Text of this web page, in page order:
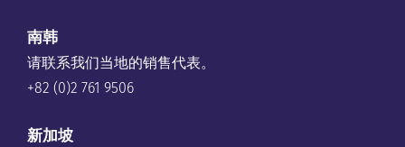
南韩
请联系我们当地的销售代表。
+82 (0)2 761 9506
新加坡